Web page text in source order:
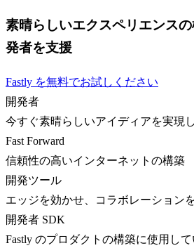
素晴らしいエクスペリエンス
発者を支援
Fastly を無料でお試しください
開発者
今すぐ素晴らしいアイディアを実現
Fast Forward
信頼性の高いインターネットの構築
開発ツール
エッジを効かせ、コラボレーション
開発者 SDK
Fastly のプロダクトの構築に使用し